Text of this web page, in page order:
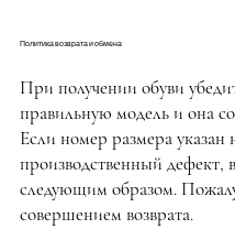
Политика возврата и обмена
При получении обуви
правильную модель и она
Если номер размера
производственный дефект,
следующим образом.
совершением возврата.